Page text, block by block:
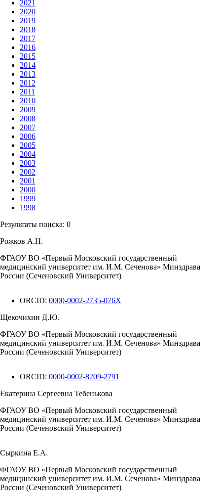
2021
2020
2019
2018
2017
2016
2015
2014
2013
2012
2011
2010
2009
2008
2007
2006
2005
2004
2003
2002
2001
2000
1999
1998
Результаты поиска: 0
Рожков А.Н.
ФГАОУ ВО «Первый Московский государственный
медицинский университет им. И.М. Сеченова» Минздрава
России (Сеченовский Университет)
ORCID: 0000-0002-2735-076X
Щекочихин Д.Ю.
ФГАОУ ВО «Первый Московский государственный
медицинский университет им. И.М. Сеченова» Минздрава
России (Сеченовский Университет)
ORCID: 0000-0002-8209-2791
Екатерина Сергеевна Тебенькова
ФГАОУ ВО «Первый Московский государственный
медицинский университет им. И.М. Сеченова» Минздрава
России (Сеченовский Университет)
Сыркина Е.А.
ФГАОУ ВО «Первый Московский государственный
медицинский университет им. И.М. Сеченова» Минздрава
России (Сеченовский Университет)